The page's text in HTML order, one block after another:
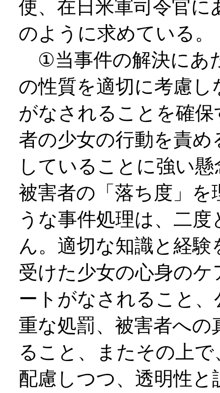
使、在日米軍司令官
のように求めている。
①当事件の解決にあ
の性質を適切に考慮
がなされることを確
者の少女の行動を責
していることに強い
被害者の「落ち度」
うな事件処理は、二
ん。適切な知識と経
受けた少女の心身の
ートがなされること
重な処罰、被害者へ
ること、またその上
配慮しつつ、透明性